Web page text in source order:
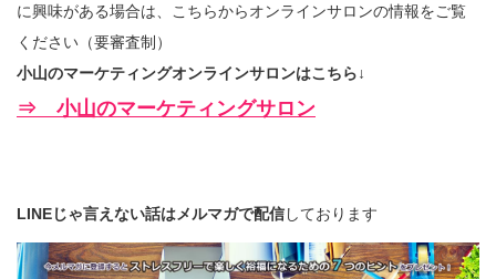
に興味がある場合は、こちらからオンラインサロンの情報をご覧
ください（要審査制）
小山のマーケティングオンラインサロンはこちら↓
⇒ 小山のマーケティングサロン
LINEじゃ言えない話はメルマガで配信しております